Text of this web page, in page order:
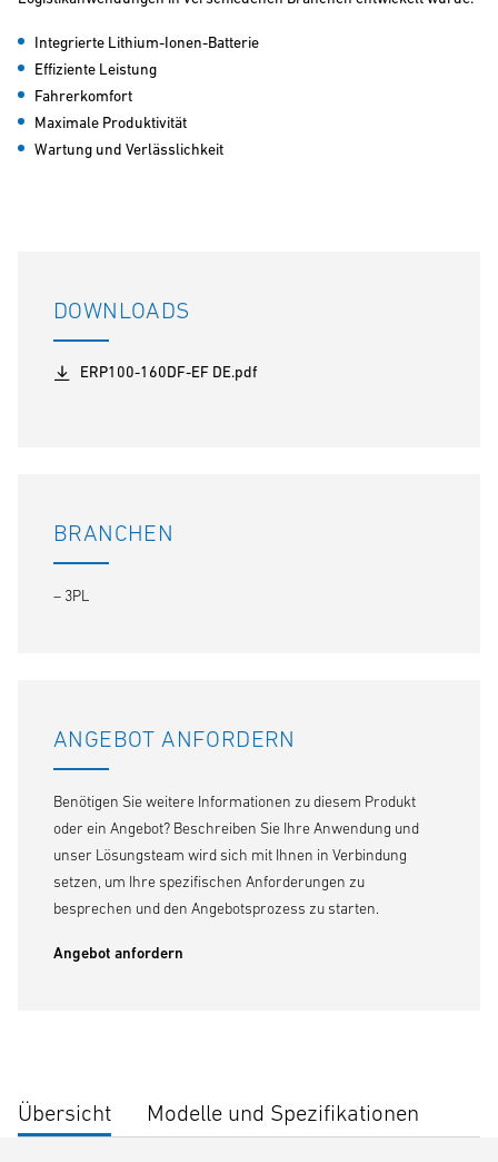
Integrierte Lithium-Ionen-Batterie
Effiziente Leistung
Fahrerkomfort
Maximale Produktivität
Wartung und Verlässlichkeit
DOWNLOADS
ERP100-160DF-EF DE.pdf
BRANCHEN
– 3PL
ANGEBOT ANFORDERN
Benötigen Sie weitere Informationen zu diesem Produkt
oder ein Angebot? Beschreiben Sie Ihre Anwendung und
unser Lösungsteam wird sich mit Ihnen in Verbindung
setzen, um Ihre spezifischen Anforderungen zu
besprechen und den Angebotsprozess zu starten.
Angebot anfordern
Übersicht Modelle und Spezifikationen